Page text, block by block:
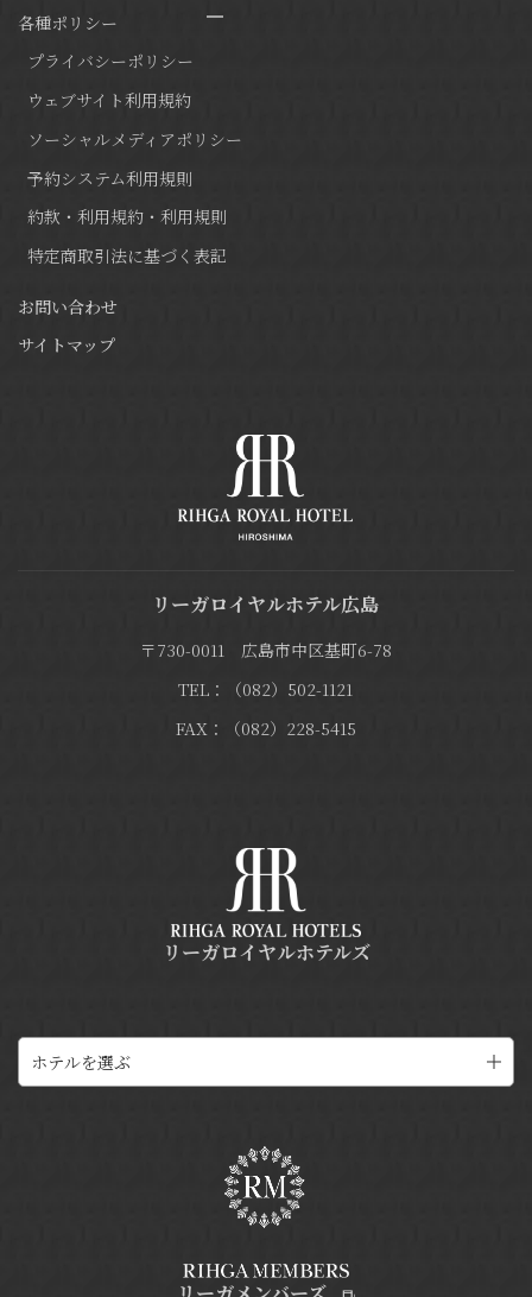
各種ポリシー
プライバシーポリシー
ウェブサイト利用規約
ソーシャルメディアポリシー
予約システム利用規則
約款・利用規約・利用規則
特定商取引法に基づく表記
お問い合わせ
サイトマップ
リーガロイヤルホテル広島
〒730-0011 広島市中区基町6-78
TEL：（082）502-1121
FAX：（082）228-5415
リーガロイヤルホテルズ
ホテルを選ぶ